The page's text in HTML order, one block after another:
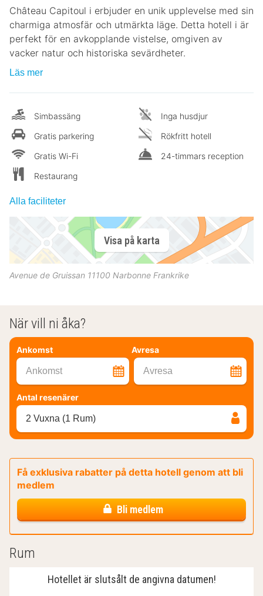
Château Capitoul i erbjuder en unik upplevelse med sin
charmiga atmosfär och utmärkta läge. Detta hotell i är
perfekt för en avkopplande vistelse, omgiven av
vacker natur och historiska sevärdheter.
Läs mer
Simbassäng
Gratis parkering
Gratis Wi-Fi
Restaurang
Inga husdjur
Rökfritt hotell
24-timmars reception
Alla faciliteter
Visa på karta
Avenue de Gruissan 11100 Narbonne Frankrike
När vill ni åka?
Ankomst Avresa
Ankomst Avresa
Antal resenärer
2 Vuxna (1 Rum)
Få exklusiva rabatter på detta hotell genom att bli
medlem
Bli medlem
Rum
Hotellet är slutsålt de angivna datumen!